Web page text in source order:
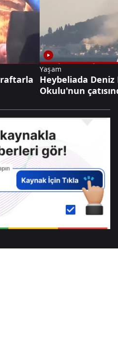
Yaşam
Heybeliada Deniz
Okulu'nun